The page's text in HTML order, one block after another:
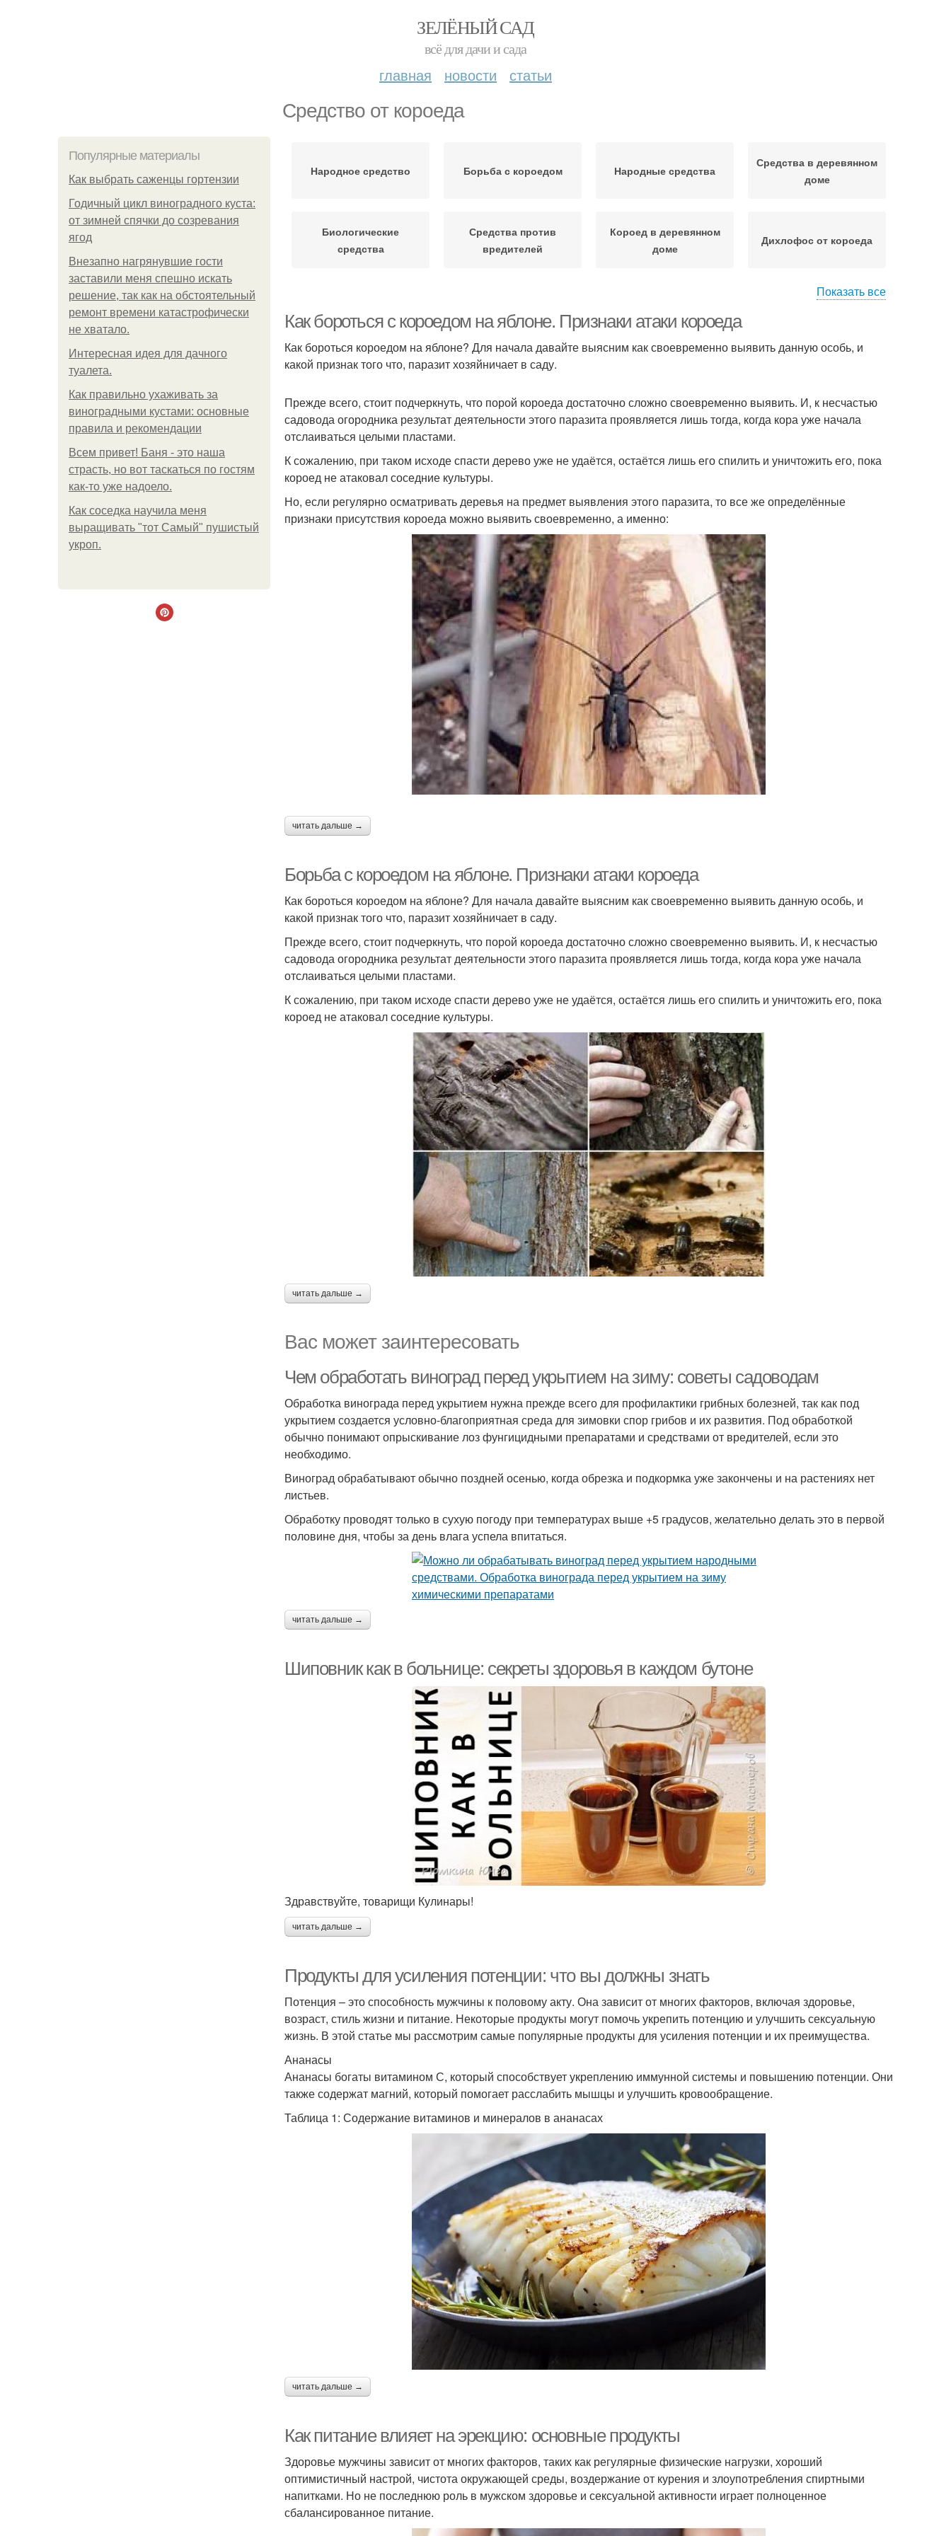
ЗЕЛЁНЫЙ САД
всё для дачи и сада
главная новости статьи
Средство от короеда
Популярные материалы
Как выбрать саженцы гортензии
Годичный цикл виноградного куста:
от зимней спячки до созревания
ягод
Внезапно нагрянувшие гости
заставили меня спешно искать
решение, так как на обстоятельный
ремонт времени катастрофически
не хватало.
Интересная идея для дачного
туалета.
Как правильно ухаживать за
виноградными кустами: основные
правила и рекомендации
Всем привет! Баня - это наша
страсть, но вот таскаться по гостям
как-то уже надоело.
Как соседка научила меня
выращивать "тот Самый" пушистый
укроп.
Народное средство Борьба с короедом Народные средства
Средства в деревянном
доме
Биологические
средства
Средства против
вредителей
Короед в деревянном
доме
Дихлофос от короеда
Показать все
Как бороться с короедом на яблоне. Признаки атаки короеда
Как бороться короедом на яблоне? Для начала давайте выясним как своевременно выявить данную особь, и
какой признак того что, паразит хозяйничает в саду.
Прежде всего, стоит подчеркнуть, что порой короеда достаточно сложно своевременно выявить. И, к несчастью
садовода огородника результат деятельности этого паразита проявляется лишь тогда, когда кора уже начала
отслаиваться целыми пластами.
К сожалению, при таком исходе спасти дерево уже не удаётся, остаётся лишь его спилить и уничтожить его, пока
короед не атаковал соседние культуры.
Но, если регулярно осматривать деревья на предмет выявления этого паразита, то все же определённые
признаки присутствия короеда можно выявить своевременно, а именно:
читать дальше →
Борьба с короедом на яблоне. Признаки атаки короеда
Как бороться короедом на яблоне? Для начала давайте выясним как своевременно выявить данную особь, и
какой признак того что, паразит хозяйничает в саду.
Прежде всего, стоит подчеркнуть, что порой короеда достаточно сложно своевременно выявить. И, к несчастью
садовода огородника результат деятельности этого паразита проявляется лишь тогда, когда кора уже начала
отслаиваться целыми пластами.
К сожалению, при таком исходе спасти дерево уже не удаётся, остаётся лишь его спилить и уничтожить его, пока
короед не атаковал соседние культуры.
читать дальше →
Вас может заинтересовать
Чем обработать виноград перед укрытием на зиму: советы садоводам
Обработка винограда перед укрытием нужна прежде всего для профилактики грибных болезней, так как под
укрытием создается условно-благоприятная среда для зимовки спор грибов и их развития. Под обработкой
обычно понимают опрыскивание лоз фунгицидными препаратами и средствами от вредителей, если это
необходимо.
Виноград обрабатывают обычно поздней осенью, когда обрезка и подкормка уже закончены и на растениях нет
листьев.
Обработку проводят только в сухую погоду при температурах выше +5 градусов, желательно делать это в первой
половине дня, чтобы за день влага успела впитаться.
читать дальше →
Шиповник как в больнице: секреты здоровья в каждом бутоне
Здравствуйте, товарищи Кулинары!
читать дальше →
Продукты для усиления потенции: что вы должны знать
Потенция – это способность мужчины к половому акту. Она зависит от многих факторов, включая здоровье,
возраст, стиль жизни и питание. Некоторые продукты могут помочь укрепить потенцию и улучшить сексуальную
жизнь. В этой статье мы рассмотрим самые популярные продукты для усиления потенции и их преимущества.
Ананасы
Ананасы богаты витамином С, который способствует укреплению иммунной системы и повышению потенции. Они
также содержат магний, который помогает расслабить мышцы и улучшить кровообращение.
Таблица 1: Содержание витаминов и минералов в ананасах
читать дальше →
Как питание влияет на эрекцию: основные продукты
Здоровье мужчины зависит от многих факторов, таких как регулярные физические нагрузки, хороший
оптимистичный настрой, чистота окружающей среды, воздержание от курения и злоупотребления спиртными
напитками. Но не последнюю роль в мужском здоровье и сексуальной активности играет полноценное
сбалансированное питание.